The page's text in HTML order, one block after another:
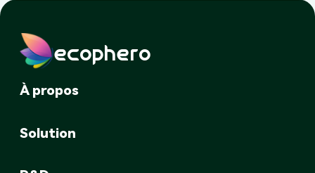
ecophero
À propos
Solution